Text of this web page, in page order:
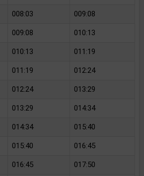
008:03 009:08
009:08 010:13
010:13 011:19
011:19 012:24
012:24 013:29
013:29 014:34
014:34 015:40
015:40 016:45
016:45 017:50